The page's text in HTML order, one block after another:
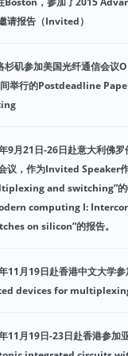
报告（Invited）
杉矶参加美国光纤通信会议
间举行的Postdeadline
9月21日-26日赴意大利
议，作为Invited
and switching”
computing I:
on silicon”的报告。
11月19日赴香港中文大学
devices for multiplexing
11月19日-23日赴香港参